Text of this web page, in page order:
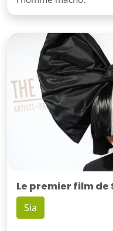
Le premier film de
Sia